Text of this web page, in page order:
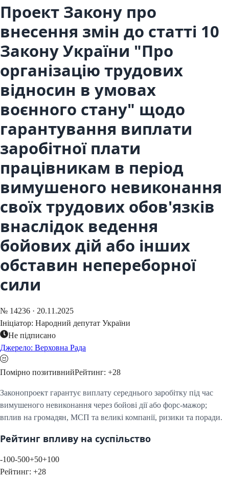
Проект Закону про
внесення змін до статті 10
Закону України "Про
організацію трудових
відносин в умовах
воєнного стану" щодо
гарантування виплати
заробітної плати
працівникам в період
вимушеного невиконання
своїх трудових обов'язків
внаслідок ведення
бойових дій або інших
обставин непереборної
сили
№ 14236 · 20.11.2025
Ініціатор: Народний депутат України
Не підписано
Джерело: Верховна Рада
Помірно позитивнийРейтинг: +28
Законопроект гарантує виплату середнього заробітку під час
вимушеного невиконання через бойові дії або форс-мажор;
вплив на громадян, МСП та великі компанії, ризики та поради.
Рейтинг впливу на суспільство
-100-500+50+100
Рейтинг: +28